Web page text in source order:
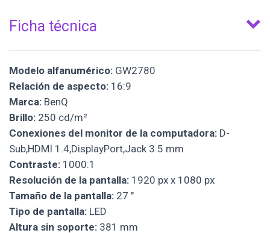
Ficha técnica
Modelo alfanumérico: GW2780
Relación de aspecto: 16:9
Marca: BenQ
Brillo: 250 cd/m²
Conexiones del monitor de la computadora: D-
Sub,HDMI 1.4,DisplayPort,Jack 3.5 mm
Contraste: 1000:1
Resolución de la pantalla: 1920 px x 1080 px
Tamaño de la pantalla: 27 "
Tipo de pantalla: LED
Altura sin soporte: 381 mm